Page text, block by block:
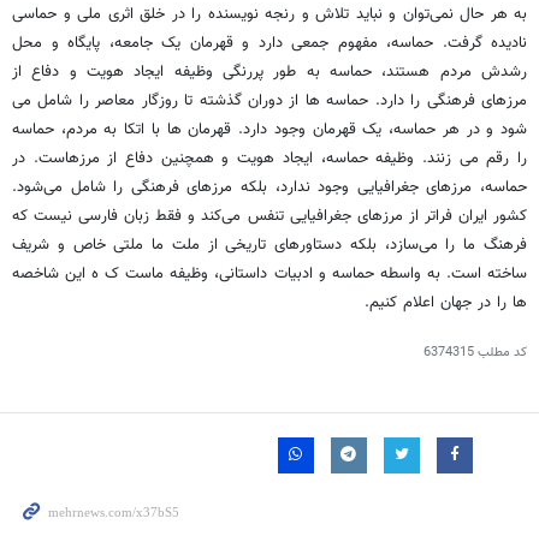
به هر حال نمی‌توان و نباید تلاش و رنجه نویسنده را در خلق اثری ملی و حماسی
نادیده گرفت. حماسه، مفهوم جمعی دارد و قهرمان یک جامعه، پایگاه و محل
رشدش مردم هستند، حماسه به طور پررنگی وظیفه ایجاد هویت و دفاع از
مرزهای فرهنگی را دارد. حماسه ها از دوران گذشته تا روزگار معاصر را شامل می
شود و در هر حماسه، یک قهرمان وجود دارد. قهرمان ها با اتکا به مردم، حماسه
را رقم می زنند. وظیفه حماسه، ایجاد هویت و همچنین دفاع از مرزهاست. در
حماسه، مرزهای جغرافیایی وجود ندارد، بلکه مرزهای فرهنگی را شامل می‌شود.
کشور ایران فراتر از مرزهای جغرافیایی تنفس می‌کند و فقط زبان فارسی نیست که
فرهنگ ما را می‌سازد، بلکه دستاورهای تاریخی از ملت ما ملتی خاص و شریف
ساخته است. به واسطه حماسه و ادبیات داستانی، وظیفه ماست ک ه این شاخصه
ها را در جهان اعلام کنیم.
کد مطلب6374315